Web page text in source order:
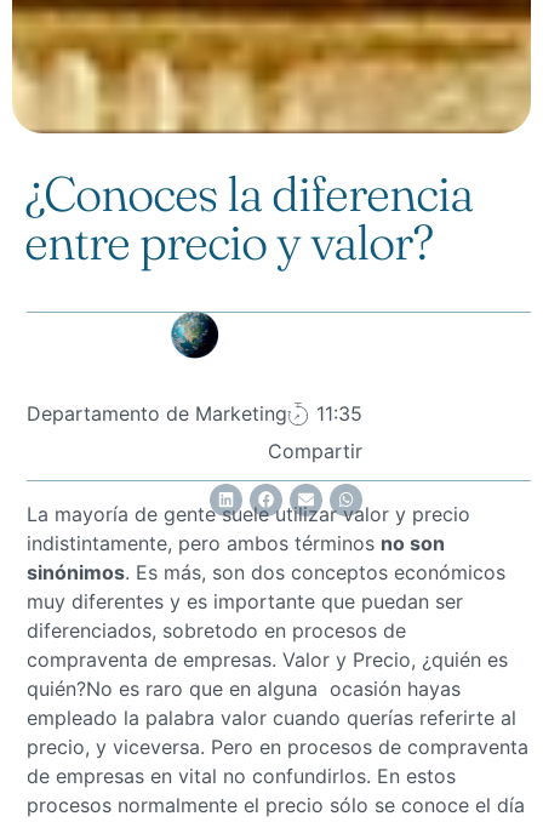
¿Conoces la diferencia
entre precio y valor?
Departamento de Marketing
11:35
Compartir
La mayoría de gente suele utilizar valor y precio
indistintamente, pero ambos términos no son
sinónimos. Es más, son dos conceptos económicos
muy diferentes y es importante que puedan ser
diferenciados, sobretodo en procesos de
compraventa de empresas. Valor y Precio, ¿quién es
quién?No es raro que en alguna ocasión hayas
empleado la palabra valor cuando querías referirte al
precio, y viceversa. Pero en procesos de compraventa
de empresas en vital no confundirlos. En estos
procesos normalmente el precio sólo se conoce el día